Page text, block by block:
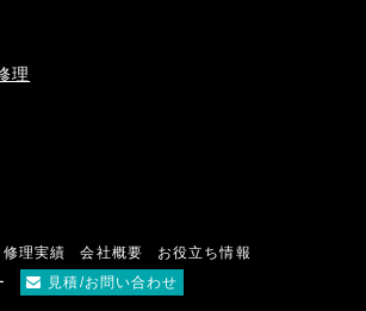
理
修理実績 会社概要
お役立ち情報
見積/お問い合わせ